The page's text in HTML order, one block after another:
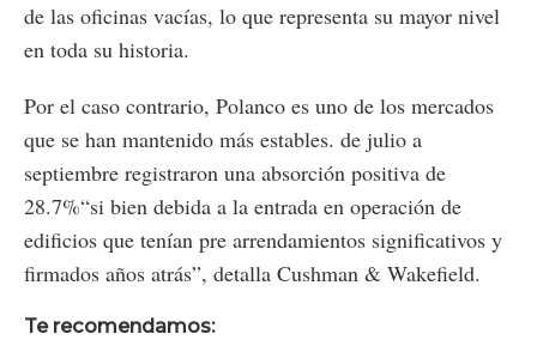
de las oficinas vacías, lo que representa su mayor nivel
en toda su historia.
Por el caso contrario, Polanco es uno de los mercados
que se han mantenido más estables. de julio a
septiembre registraron una absorción positiva de
28.7%“si bien debida a la entrada en operación de
edificios que tenían pre arrendamientos significativos y
firmados años atrás”, detalla Cushman & Wakefield.
Te recomendamos: